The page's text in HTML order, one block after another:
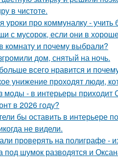
в чистоте.
уроки про коммуналку -
с мусорок, если они в
комнату и почему выбрали?
дом, снятый на ночь.
всего нравится и
унижение проходят люди,
- в интерьеры приходит
в 2026 году?
бы оставить в интерьере
не видели.
проверять на полиграфе -
под шумок разводятся и